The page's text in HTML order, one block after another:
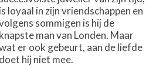
is loyaal in zijn vriendschappen en
sommigen is hij de
knapste man van Londen. Maar
er ook gebeurt, aan de liefde
doet hij niet mee.